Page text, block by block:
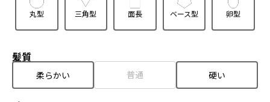
丸型 三角型 面長 ベース型 卵型
髪質
柔らかい 普通 硬い